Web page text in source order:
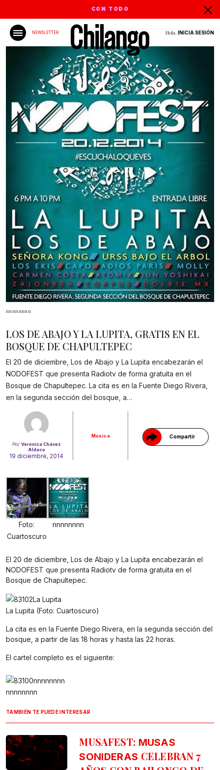
CON TODO
NEWSLETTER Hola, INICIA SESIÓN
nnnnnnnn
Por Verónica Chávez
Aldaco
19 diciembre, 2014
Música Compartir
Gracias!
LOS DE ABAJO Y LA LUPITA, GRATIS EN EL
BOSQUE DE CHAPULTEPEC
El 20 de diciembre, Los de Abajo y La Lupita encabezarán el
NODOFEST que presenta Radiotv de forma gratuita en el
Bosque de Chapultepec. La cita es en la Fuente Diego Rivera,
en la segunda sección del bosque, a…
Foto:
Cuartoscuro
nnnnnnnn
El 20 de diciembre, Los de Abajo y La Lupita encabezarán el
NODOFEST que presenta Radiotv de forma gratuita en el
Bosque de Chapultepec.
La Lupita (Foto: Cuartoscuro)
La cita es en la Fuente Diego Rivera, en la segunda sección del
bosque, a partir de las 18 horas y hasta las 22 horas.
El cartel completo es el siguiente:
nnnnnnnn
TAMBIÉN TE PUEDE INTERESAR
MUSAFEST: MUSAS
SONIDERAS CELEBRAN 7